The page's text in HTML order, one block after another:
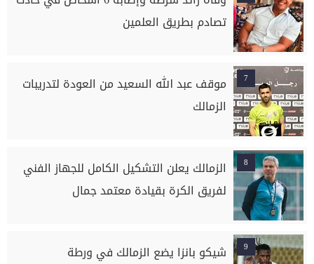
تصادم بطريق العلمين
7
موقف عبد الله السعيد من العودة لتدريبات
الزمالك
8
الزمالك يعلن التشكيل الكامل للجهاز الفني
لفريق الكرة بقيادة معتمد جمال
9 شيكو بانزا يضع الزمالك في ورطة